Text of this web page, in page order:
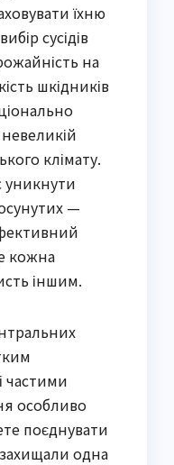
їхню
сусідів
на
шкідників
клімату.
уникнути
—
кожна
іншим.
частими
особливо
поєднувати
одна